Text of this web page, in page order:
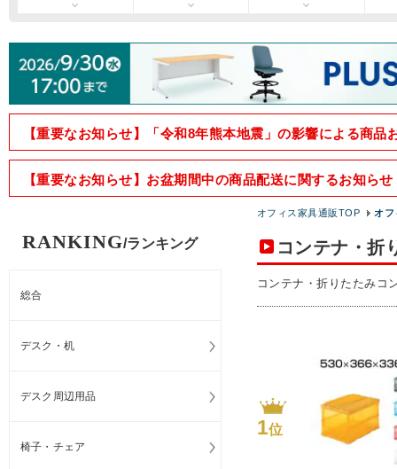
【重要なお知らせ】「令和8年熊本地震」の影響による商品
【重要なお知らせ】お盆期間中の商品配送に関するお知ら
オフィス家具通販TOP オフ
コンテナ・折
コンテナ・折りたたみコ
1位
RANKING/ランキング
総合
デスク・机
デスク周辺用品
椅子・チェア